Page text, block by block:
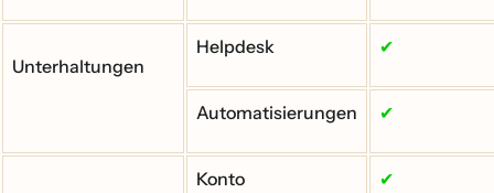
Unterhaltungen
Helpdesk ✔
Automatisierungen ✔
Konto ✔